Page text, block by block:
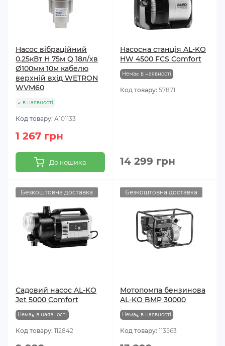
Насос вібраційний
0.25кВт H 75м Q 18л/хв
Ø100мм 10м кабелю
верхній вхід WETRON
WVM60
в наявності
Код товару: A101133
1 267 грн
До кошика
Насосна станція AL-KO
HW 4500 FCS Comfort
Немає в наявності
Код товару: 57871
14 299 грн
Безкоштовна доставка
Садовий насос AL-KO
Jet 5000 Comfort
Немає в наявності
Код товару: 112842
Безкоштовна доставка
Мотопомпа бензинова
AL-KO BMP 30000
Немає в наявності
Код товару: 113563